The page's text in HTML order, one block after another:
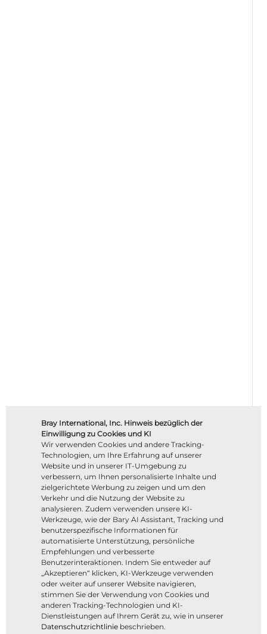
Bray International, Inc. Hinweis bezüglich der
Einwilligung zu Cookies und KI
Wir verwenden Cookies und andere Tracking-
Technologien, um Ihre Erfahrung auf unserer
Website und in unserer IT-Umgebung zu
verbessern, um Ihnen personalisierte Inhalte und
zielgerichtete Werbung zu zeigen und um den
Verkehr und die Nutzung der Website zu
analysieren. Zudem verwenden unsere KI-
Werkzeuge, wie der Bary AI Assistant, Tracking und
benutzerspezifische Informationen für
automatisierte Unterstützung, persönliche
Empfehlungen und verbesserte
Benutzerinteraktionen. Indem Sie entweder auf
„Akzeptieren“ klicken, KI-Werkzeuge verwenden
oder weiter auf unserer Website navigieren,
stimmen Sie der Verwendung von Cookies und
anderen Tracking-Technologien und KI-
Dienstleistungen auf Ihrem Gerät zu, wie in unserer
Datenschutzrichtlinie beschrieben.
Filtern nach